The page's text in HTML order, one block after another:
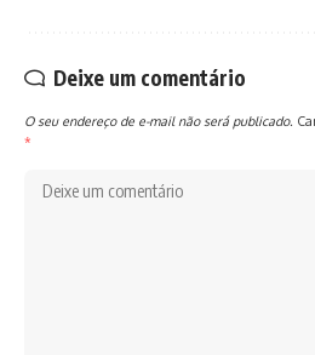
Deixe um comentário
O seu endereço de e-mail não será publicado.
*